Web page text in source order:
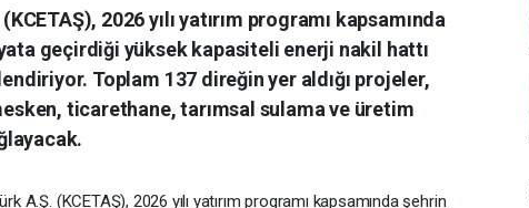
2026 yılı yatırım programı kapsamında
geçirdiği yüksek kapasiteli enerji nakil hattı
Toplam 137 direğin yer aldığı projeler,
ticarethane, tarımsal sulama ve üretim
A.Ş. (KCETAŞ), 2026 yılı yatırım programı kapsamında şehrin